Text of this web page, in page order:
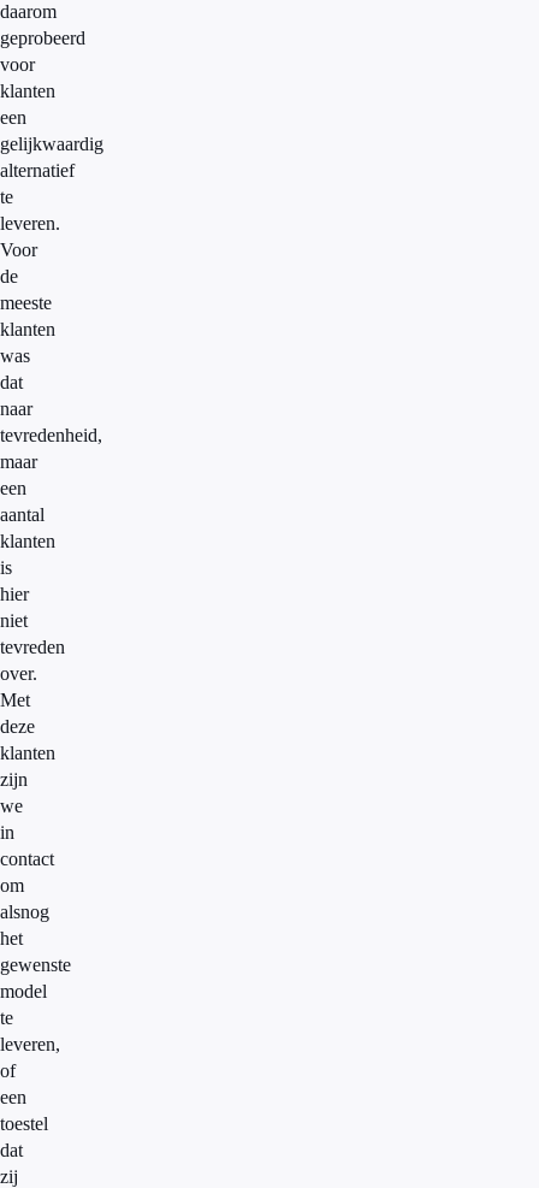
daarom
geprobeerd
voor
klanten
een
gelijkwaardig
alternatief
te
leveren.
Voor
de
meeste
klanten
was
dat
naar
tevredenheid,
maar
een
aantal
klanten
is
hier
niet
tevreden
over.
Met
deze
klanten
zijn
we
in
contact
om
alsnog
het
gewenste
model
te
leveren,
of
een
toestel
dat
zij